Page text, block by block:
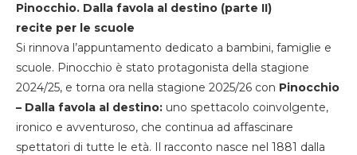
Pinocchio. Dalla favola al destino (parte II)
recite per le scuole
Si rinnova l’appuntamento dedicato a bambini, famiglie e
scuole. Pinocchio è stato protagonista della stagione
2024/25, e torna ora nella stagione 2025/26 con Pinocchio
– Dalla favola al destino: uno spettacolo coinvolgente,
ironico e avventuroso, che continua ad affascinare
spettatori di tutte le età. Il racconto nasce nel 1881 dalla